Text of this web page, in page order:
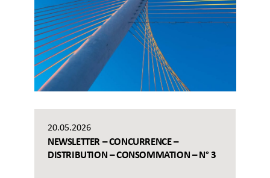
20.05.2026
NEWSLETTER – CONCURRENCE –
DISTRIBUTION – CONSOMMATION – N° 3